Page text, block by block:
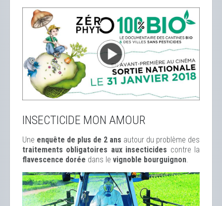
INSECTICIDE MON AMOUR
Une enquête de plus de 2 ans autour du problème des
traitements obligatoires aux insecticides contre la
flavescence dorée dans le vignoble bourguignon.